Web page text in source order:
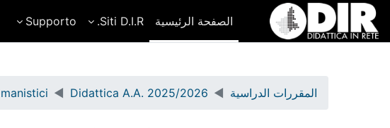
تخطى إلى المحتوى الرئيسي
الصفحة الرئيسية
Siti D.I.R.
Supporto
المقررات الدراسية
Didattica A.A. 2025/2026